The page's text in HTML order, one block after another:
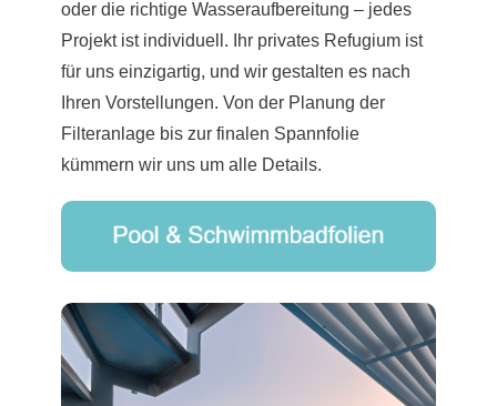
oder die richtige Wasseraufbereitung – jedes
Projekt ist individuell. Ihr privates Refugium ist
für uns einzigartig, und wir gestalten es nach
Ihren Vorstellungen. Von der Planung der
Filteranlage bis zur finalen Spannfolie
kümmern wir uns um alle Details.